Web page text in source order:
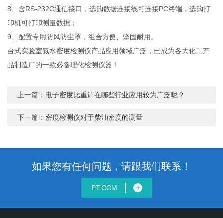
8、含RS-232C通信接口，选购数据连接线可连接PC终端，选购打
印机可打印测量数据；
9、配置专用防风防尘罩，组合方便、坚固耐用。
台式实验室氨水密度检测仪产品应用领域广泛，已成为各大化工产
品制造厂的一款必备理化检测仪器！
上一篇： 电子密度比重计在哪些行业应用较为广泛呢？
下一篇： 密度检测仪对于柴油密度的测量
如果您有任何问题，请跟我们联系！
PT.COM